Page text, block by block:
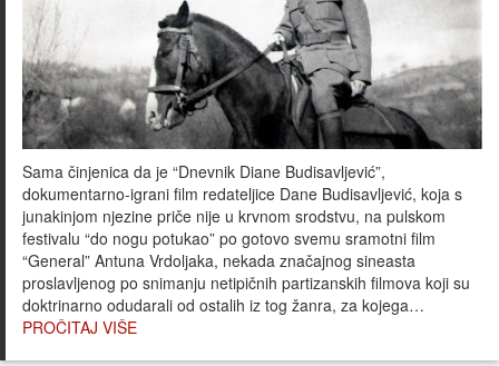
Sama činjenica da je “Dnevnik Diane Budisavljević”,
dokumentarno-igrani film redateljice Dane Budisavljević, koja s
junakinjom njezine priče nije u krvnom srodstvu, na pulskom
festivalu “do nogu potukao” po gotovo svemu sramotni film
“General” Antuna Vrdoljaka, nekada značajnog sineasta
proslavljenog po snimanju netipičnih partizanskih filmova koji su
doktrinarno odudarali od ostalih iz tog žanra, za kojega…
PROČITAJ VIŠE